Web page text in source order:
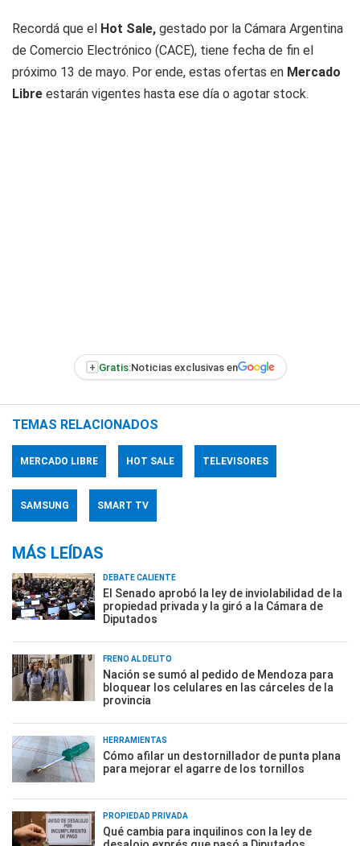
Recordá que el Hot Sale, gestado por la Cámara Argentina
de Comercio Electrónico (CACE), tiene fecha de fin el
próximo 13 de mayo. Por ende, estas ofertas en Mercado
Libre estarán vigentes hasta ese día o agotar stock.
+ Gratis:Noticias exclusivas en
TEMAS RELACIONADOS
MERCADO LIBRE HOT SALE TELEVISORES
SAMSUNG SMART TV
MÁS LEÍDAS
DEBATE CALIENTE
El Senado aprobó la ley de inviolabilidad de la
propiedad privada y la giró a la Cámara de
Diputados
FRENO AL DELITO
Nación se sumó al pedido de Mendoza para
bloquear los celulares en las cárceles de la
provincia
HERRAMIENTAS
Cómo afilar un destornillador de punta plana
para mejorar el agarre de los tornillos
PROPIEDAD PRIVADA
Qué cambia para inquilinos con la ley de